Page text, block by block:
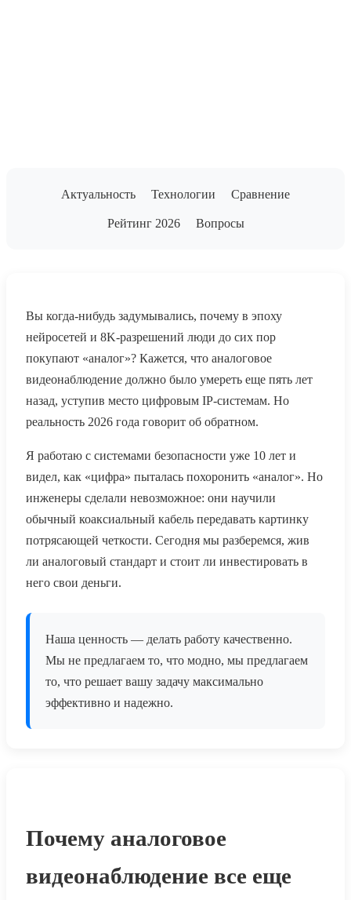
Актуальность Технологии Сравнение
Рейтинг 2026 Вопросы
Вы когда-нибудь задумывались, почему в эпоху
нейросетей и 8K-разрешений люди до сих пор
покупают «аналог»? Кажется, что аналоговое
видеонаблюдение должно было умереть еще пять лет
назад, уступив место цифровым IP-системам. Но
реальность 2026 года говорит об обратном.
Я работаю с системами безопасности уже 10 лет и
видел, как «цифра» пыталась похоронить «аналог». Но
инженеры сделали невозможное: они научили
обычный коаксиальный кабель передавать картинку
потрясающей четкости. Сегодня мы разберемся, жив
ли аналоговый стандарт и стоит ли инвестировать в
него свои деньги.
Наша ценность — делать работу качественно.
Мы не предлагаем то, что модно, мы предлагаем
то, что решает вашу задачу максимально
эффективно и надежно.
Почему аналоговое
видеонаблюдение все еще